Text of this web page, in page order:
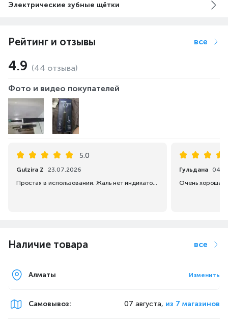
Электрические зубные щётки
Рейтинг и отзывы все
4.9 (44 отзыва)
Фото и видео покупателей
5.0
Gulzira Z
23.07.2026
Простая в использовании. Жаль нет индикатора зарядки
Гульдана
Наличие товара все
Алматы Изменить
Самовывоз: 07 августа, из 7 магазинов